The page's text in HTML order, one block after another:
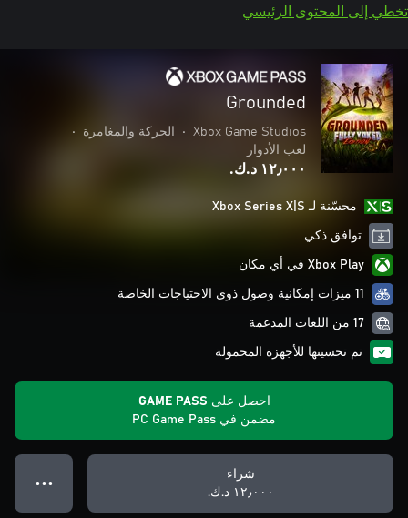
تخطي إلى المحتوى الرئيسي
Grounded
Xbox Game Studios
• الحركة والمغامرة
•
لعب الأدوار
١٢٫٠٠٠ د.ك.‏
محسّنة لـ Xbox Series X|S
توافق ذكي
Xbox Play في أي مكان
11 ميزات إمكانية وصول ذوي الاحتياجات الخاصة
17 من اللغات المدعمة
تم تحسينها للأجهزة المحمولة
احصل على GAME PASS
مضمن في PC Game Pass
شراء
١٢٫٠٠٠ د.ك.‏
● ● ●